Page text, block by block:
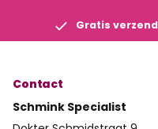
Gratis
Contact
Schmink Specialist